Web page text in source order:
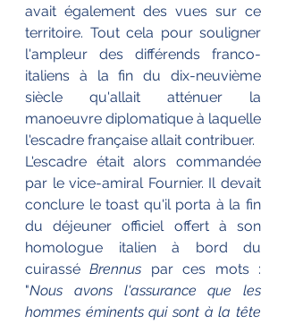
avait également des vues sur ce
territoire. Tout cela pour souligner
l'ampleur des différends franco-
italiens à la fin du dix-neuvième
siècle qu'allait atténuer la
manoeuvre diplomatique à laquelle
l'escadre française allait contribuer.
L'escadre était alors commandée
par le vice-amiral Fournier. Il devait
conclure le toast qu'il porta à la fin
du déjeuner officiel offert à son
homologue italien à bord du
cuirassé Brennus par ces mots :
"Nous avons l'assurance que les
hommes éminents qui sont à la tête